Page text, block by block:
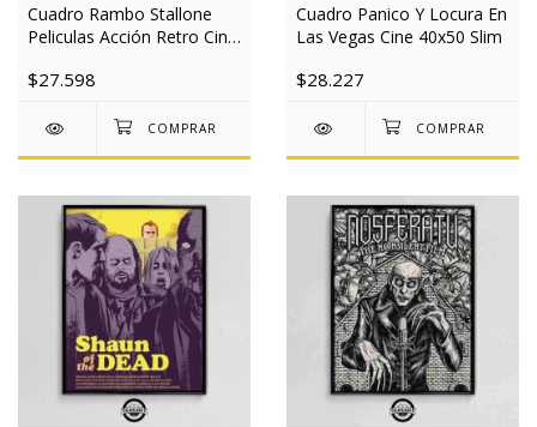
Cuadro Rambo Stallone
Peliculas Acción Retro Cine
$27.598
Cuadro Panico Y Locura En
Las Vegas Cine 40x50 Slim
$28.227